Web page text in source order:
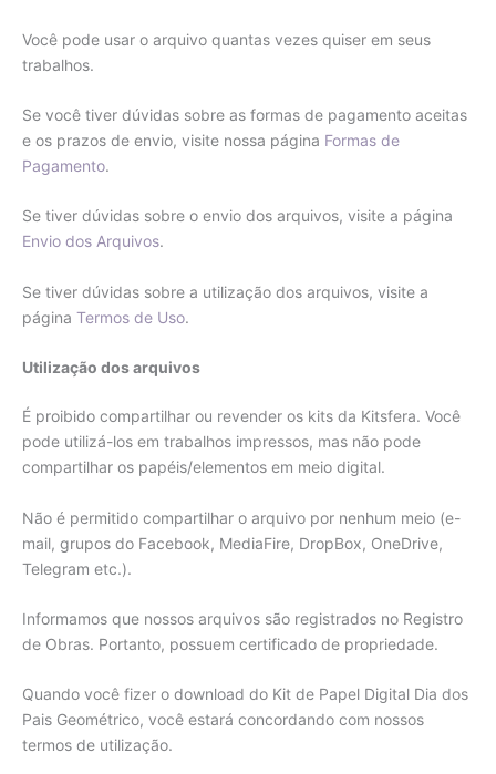
Você pode usar o arquivo quantas vezes quiser em seus
trabalhos.
Se você tiver dúvidas sobre as formas de pagamento aceitas
e os prazos de envio, visite nossa página Formas de
Pagamento.
Se tiver dúvidas sobre o envio dos arquivos, visite a página
Envio dos Arquivos.
Se tiver dúvidas sobre a utilização dos arquivos, visite a
página Termos de Uso.
Utilização dos arquivos
É proibido compartilhar ou revender os kits da Kitsfera. Você
pode utilizá-los em trabalhos impressos, mas não pode
compartilhar os papéis/elementos em meio digital.
Não é permitido compartilhar o arquivo por nenhum meio (e-
mail, grupos do Facebook, MediaFire, DropBox, OneDrive,
Telegram etc.).
Informamos que nossos arquivos são registrados no Registro
de Obras. Portanto, possuem certificado de propriedade.
Quando você fizer o download do Kit de Papel Digital Dia dos
Pais Geométrico, você estará concordando com nossos
termos de utilização.